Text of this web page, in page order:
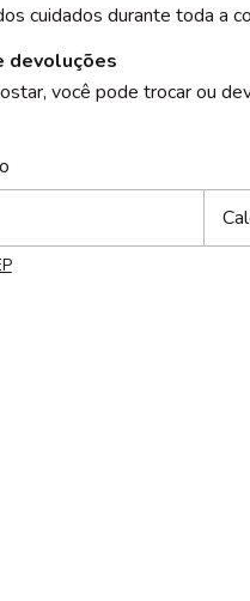
cuidados durante toda a
devoluções
você pode trocar ou